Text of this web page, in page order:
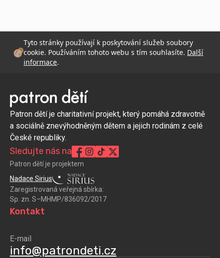
Tyto stránky používají k poskytování služeb soubory
cookie. Používáním tohoto webu s tím souhlasíte. Další
informace.
Patron dětí je charitativní projekt, který pomáhá zdravotně
a sociálně znevýhodněným dětem a jejich rodinám z celé
České republiky.
Sledujte nás na
Patron dětí je projektem
Nadace Sirius
Zaregistrovaná veřejná sbírka:
Sp. zn. S–MHMP/836092/2017
Kontakt
E-mail
info@patrondeti.cz